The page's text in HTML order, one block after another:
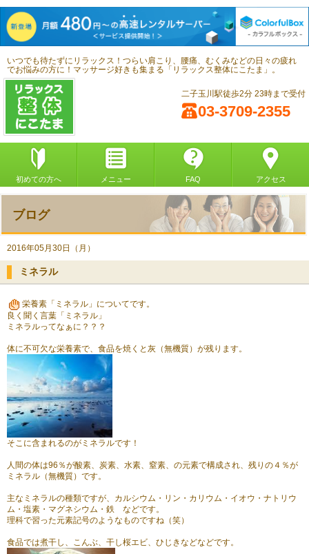
いつでも待たずにリラックス！つらい肩こり、腰痛、むくみなどの日々の疲れ
でお悩みの方に！マッサージ好きも集まる「リラックス整体にこたま」。
二子玉川駅徒歩2分 23時まで受付
03-3709-2355
初めての方へ メニュー FAQ アクセス
ブログ
2016年05月30日（月）
ミネラル
栄養素「ミネラル」についてです。
良く聞く言葉「ミネラル」
ミネラルってなぁに？？？
体に不可欠な栄養素で、食品を焼くと灰（無機質）が残ります。
そこに含まれるのがミネラルです！
人間の体は96％が酸素、炭素、水素、窒素、の元素で構成され、残りの４％が
ミネラル（無機質）です。
主なミネラルの種類ですが、カルシウム・リン・カリウム・イオウ・ナトリウ
ム・塩素・マグネシウム・鉄 などです。
理科で習った元素記号のようなものですね（笑）
食品では煮干し、こんぶ、干し桜エビ、ひじきなどなどです。